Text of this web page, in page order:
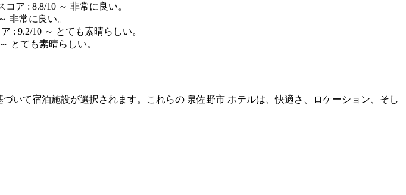
ア : 8.8/10 ～ 非常に良い。
非常に良い。
: 9.2/10 ～ とても素晴らしい。
とても素晴らしい。
いて宿泊施設が選択されます。これらの 泉佐野市 ホテルは、快適さ、ロケーション、そし